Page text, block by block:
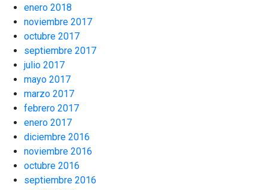
enero 2018
noviembre 2017
octubre 2017
septiembre 2017
julio 2017
mayo 2017
marzo 2017
febrero 2017
enero 2017
diciembre 2016
noviembre 2016
octubre 2016
septiembre 2016